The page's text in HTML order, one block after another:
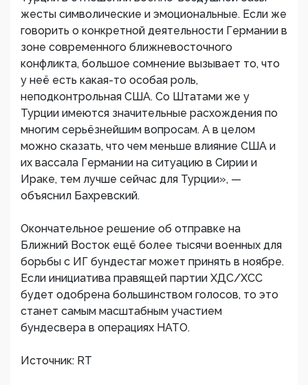
жесты символические и эмоциональные. Если же
говорить о конкретной деятельности Германии в
зоне современного ближневосточного
конфликта, большое сомнение вызывает то, что
у неё есть какая-то особая роль,
неподконтрольная США. Со Штатами же у
Турции имеются значительные расхождения по
многим серьёзнейшим вопросам. А в целом
можно сказать, что чем меньше влияние США и
их вассала Германии на ситуацию в Сирии и
Ираке, тем лучше сейчас для Турции», —
объяснил Бахревский.
Окончательное решение об отправке на
Ближний Восток ещё более тысячи военных для
борьбы с ИГ бундестаг может принять в ноябре.
Если инициатива правящей партии ХДС/ХСС
будет одобрена большинством голосов, то это
станет самым масштабным участием
бундесвера в операциях НАТО.
Источник: RT